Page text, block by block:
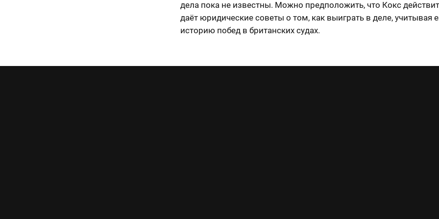
дела пока не известны. Можно предположить, что Кокс
даёт юридические советы о том, как выиграть в деле, учитывая
историю побед в британских судах.